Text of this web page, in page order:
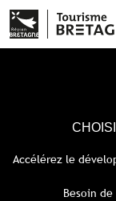
Accélérez le
Besoin